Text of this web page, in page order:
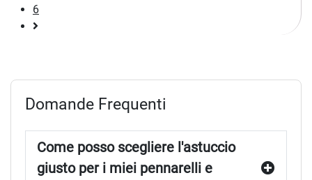
6
Domande Frequenti
Come posso scegliere l'astuccio
giusto per i miei pennarelli e